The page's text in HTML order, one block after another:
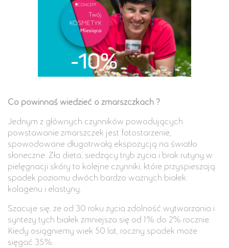
Co powinnaś wiedzieć o zmarszczkach ?
Jednym z głównych czynników powodujących
powstawanie zmarszczek jest fotostarzenie,
spowodowane długotrwałą ekspozycją na światło
słoneczne. Zła dieta, siedzący tryb życia i brak rutyny w
pielęgnacji skóry to kolejne czynniki, które przyspieszają
spadek poziomu dwóch bardzo ważnych białek:
kolagenu i elastyny.
Szacuje się, że od 30 roku życia zdolność wytwarzania i
syntezy tych białek zmniejsza się od 1% do 2% rocznie.
Kiedy osiągniemy wiek 50 lat, roczny spadek może
sięgać 35%.